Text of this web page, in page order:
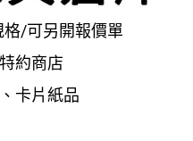
格/可另開報價單
約商店
卡片紙品